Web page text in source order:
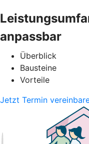
anpassbar
Überblick
Bausteine
Vorteile
Jetzt Termin